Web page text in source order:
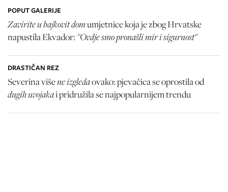
POPUT GALERIJE
Zavirite u bajkovit domumjetnice koja je zbog Hrvatske
napustila Ekvador: "Ovdje smo pronašli mir i sigurnost"
DRASTIČAN REZ
Severina višene izgledaovako: pjevačica se oprostila od
dugih uvojakai pridružila se najpopularnijem trendu